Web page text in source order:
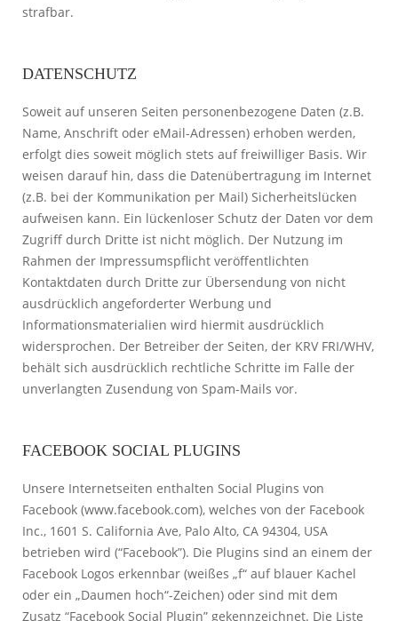
strafbar.
DATENSCHUTZ
Soweit auf unseren Seiten personenbezogene Daten (z.B.
Name, Anschrift oder eMail-Adressen) erhoben werden,
erfolgt dies soweit möglich stets auf freiwilliger Basis. Wir
weisen darauf hin, dass die Datenübertragung im Internet
(z.B. bei der Kommunikation per Mail) Sicherheitslücken
aufweisen kann. Ein lückenloser Schutz der Daten vor dem
Zugriff durch Dritte ist nicht möglich. Der Nutzung im
Rahmen der Impressumspflicht veröffentlichten
Kontaktdaten durch Dritte zur Übersendung von nicht
ausdrücklich angeforderter Werbung und
Informationsmaterialien wird hiermit ausdrücklich
widersprochen. Der Betreiber der Seiten, der KRV FRI/WHV,
behält sich ausdrücklich rechtliche Schritte im Falle der
unverlangten Zusendung von Spam-Mails vor.
FACEBOOK SOCIAL PLUGINS
Unsere Internetseiten enthalten Social Plugins von
Facebook (www.facebook.com), welches von der Facebook
Inc., 1601 S. California Ave, Palo Alto, CA 94304, USA
betrieben wird (“Facebook”). Die Plugins sind an einem der
Facebook Logos erkennbar (weißes „f“ auf blauer Kachel
oder ein „Daumen hoch“-Zeichen) oder sind mit dem
Zusatz “Facebook Social Plugin” gekennzeichnet. Die Liste